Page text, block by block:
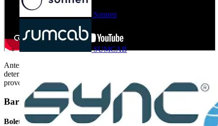
Sonnen
SUMCAB
Antes de ir a una instalación, se tienen que formular al cliente,
determinadas preguntas para poder intuir cual es la causa que
provoca la avería y así, preparar todos los materiales necesarios.
Barra lateral
Boletín informativo